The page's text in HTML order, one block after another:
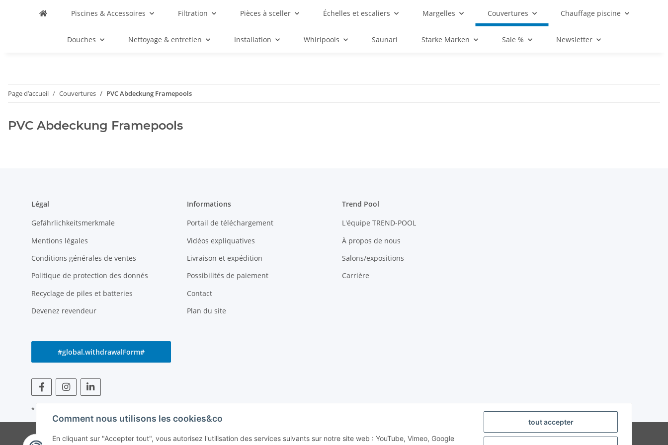
tout accepter
Comment nous utilisons les cookies&co
En cliquant sur "Accepter tout", vous autorisez l'utilisation des services suivants sur notre site web : YouTube, Vimeo, Google
Piscines & Accessoires Filtration Pièces à sceller Échelles et escaliers Margelles Couvertures Chauffage piscine
Douches Nettoyage & entretien Installation Whirlpools Saunari Starke Marken Sale % Newsletter
Page d’accueil Couvertures PVC Abdeckung Framepools
PVC Abdeckung Framepools
Légal
Gefährlichkeitsmerkmale
Mentions légales
Conditions générales de ventes
Politique de protection des donnés
Recyclage de piles et batteries
Devenez revendeur
Informations
Portail de téléchargement
Vidéos expliquatives
Livraison et expédition
Possibilités de paiement
Contact
Plan du site
Trend Pool
L'équipe TREND-POOL
À propos de nous
Salons/expositions
Carrière
#global.withdrawalForm#
* Tous les prix s'entendent TVA incluse
© Weinmann GmbH - Alle Rechte vorbehalten - Alle Angebote richten sich ausschließlich an registrierte Fachhändler